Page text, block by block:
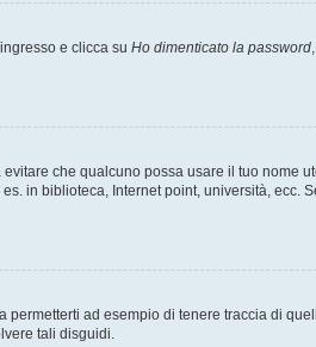
e clicca su Ho dimenticato la password
che qualcuno possa usare il tuo nome
in biblioteca, Internet point, università, ecc.
ad esempio di tenere traccia di
tali disguidi.